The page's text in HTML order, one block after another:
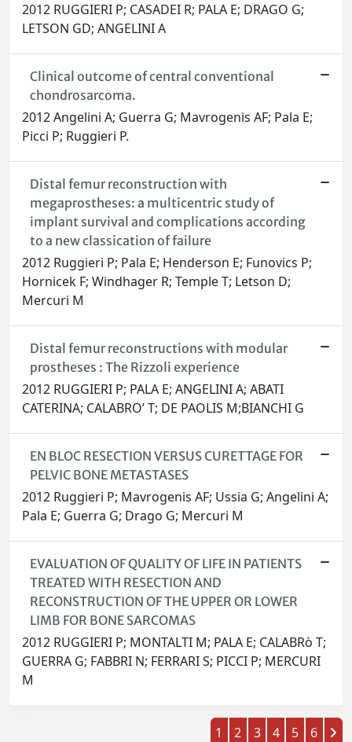
2012 RUGGIERI P; CASADEI R; PALA E; DRAGO G;
LETSON GD; ANGELINI A
Clinical outcome of central conventional
chondrosarcoma.
2012 Angelini A; Guerra G; Mavrogenis AF; Pala E;
Picci P; Ruggieri P.
Distal femur reconstruction with
megaprostheses: a multicentric study of
implant survival and complications according
to a new classication of failure
2012 Ruggieri P; Pala E; Henderson E; Funovics P;
Hornicek F; Windhager R; Temple T; Letson D;
Mercuri M
Distal femur reconstructions with modular
prostheses : The Rizzoli experience
2012 RUGGIERI P; PALA E; ANGELINI A; ABATI
CATERINA; CALABRO’ T; DE PAOLIS M;BIANCHI G
EN BLOC RESECTION VERSUS CURETTAGE FOR
PELVIC BONE METASTASES
2012 Ruggieri P; Mavrogenis AF; Ussia G; Angelini A;
Pala E; Guerra G; Drago G; Mercuri M
EVALUATION OF QUALITY OF LIFE IN PATIENTS
TREATED WITH RESECTION AND
RECONSTRUCTION OF THE UPPER OR LOWER
LIMB FOR BONE SARCOMAS
2012 RUGGIERI P; MONTALTI M; PALA E; CALABRò T;
GUERRA G; FABBRI N; FERRARI S; PICCI P; MERCURI
M
1 2 3 4 5 6